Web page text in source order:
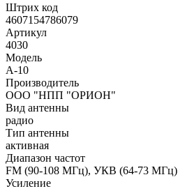
Штрих код
4607154786079
Артикул
4030
Модель
A-10
Производитель
ООО "НПП "ОРИОН"
Вид антенны
радио
Тип антенны
активная
Диапазон частот
FM (90-108 МГц), УКВ (64-73 МГц)
Усиление